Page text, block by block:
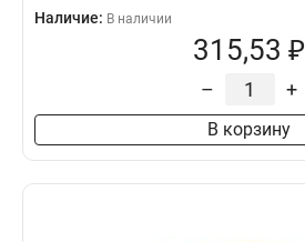
Наличие: В наличии
315,53 ₽
– +
В корзину